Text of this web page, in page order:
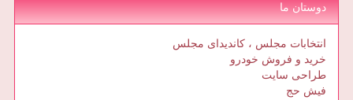
دوستان ما
انتخابات مجلس ، کاندیدای مجلس
خرید و فروش خودرو
طراحی سایت
فیش حج